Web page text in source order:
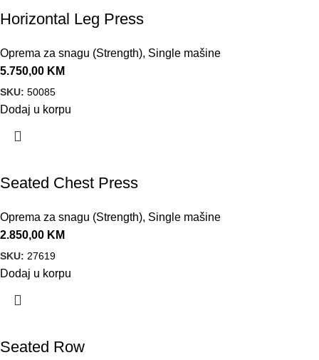
Horizontal Leg Press
Oprema za snagu (Strength), Single mašine
5.750,00 KM
SKU: 50085
Dodaj u korpu
Seated Chest Press
Oprema za snagu (Strength), Single mašine
2.850,00 KM
SKU: 27619
Dodaj u korpu
Seated Row